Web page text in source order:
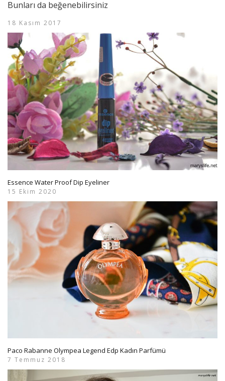
Bunları da beğenebilirsiniz
18 Kasım 2017
Essence Water Proof Dip Eyeliner
15 Ekim 2020
Paco Rabanne Olympea Legend Edp Kadın Parfümü
7 Temmuz 2018